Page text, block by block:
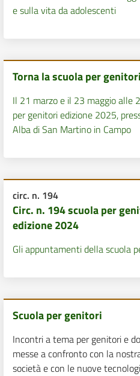
e sulla vita da adolescenti
Torna la scuola per
Il 21 marzo e il 23 maggio alle
per genitori edizione 2025,
Alba di San Martino in Campo
circ. n. 194
Circ. n. 194 scuola per
edizione 2024
Gli appuntamenti della scuola
Scuola per genitori
Incontri a tema per genitori e
messe a confronto con la
società e con le nuove